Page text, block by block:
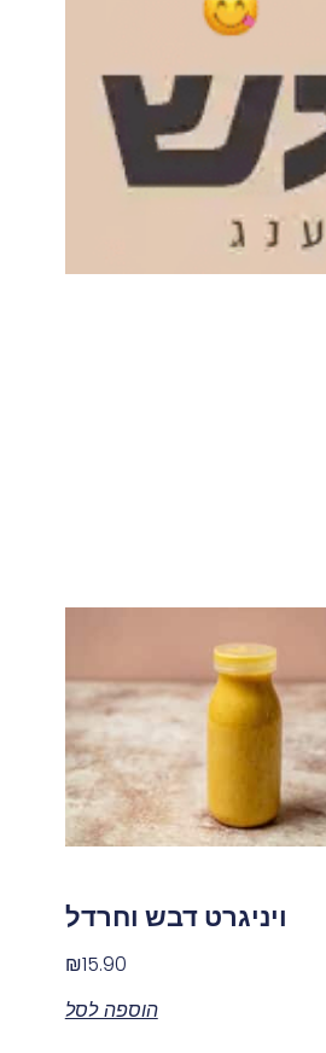
ויניגרט דבש וחרדל
₪15.90
הוספה לסל